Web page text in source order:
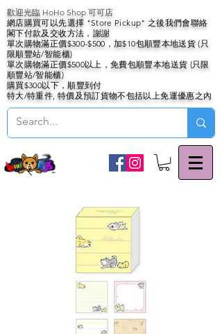
歡迎光臨 HoHo Shop 可可店
網店購買可以先選擇 "Store Pickup" 之後我們會聯絡
閣下付款及交收方法，謝謝
單次購物滿正價$300-$500，加$10包順豐本地送貨 (只
限順豐站/智能櫃)
單次購物滿正價$500以上，免費包順豐本地送貨 (只限
順豐站/智能櫃)
購買$300以下，順豐到付
特大/特重件, 特價及預訂貨物不包括以上免運優惠之內